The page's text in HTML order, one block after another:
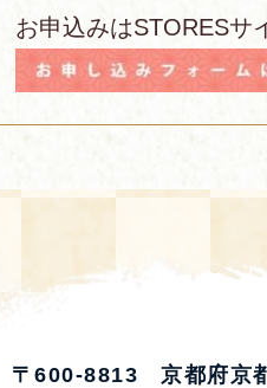
お申込みはSTORESサ
〒600-8813 京都府京